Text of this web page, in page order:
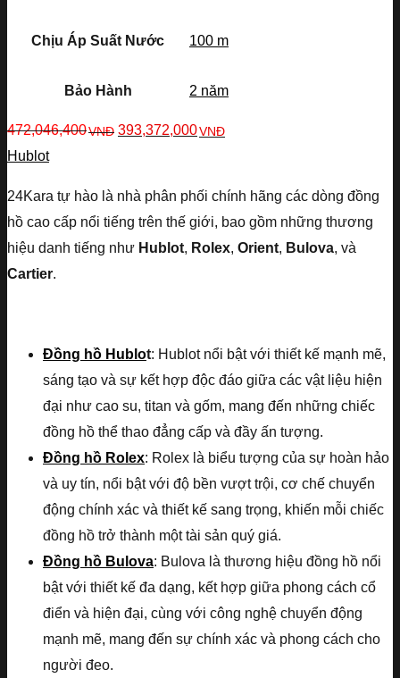
Chịu Áp Suất Nước 100 m
Bảo Hành 2 năm
472,046,400VNĐ 393,372,000VNĐ
Hublot
24Kara tự hào là nhà phân phối chính hãng các dòng đồng
hồ cao cấp nổi tiếng trên thế giới, bao gồm những thương
hiệu danh tiếng như Hublot, Rolex, Orient, Bulova, và
Cartier.
Đồng hồ Hublot: Hublot nổi bật với thiết kế mạnh mẽ,
sáng tạo và sự kết hợp độc đáo giữa các vật liệu hiện
đại như cao su, titan và gốm, mang đến những chiếc
đồng hồ thể thao đẳng cấp và đầy ấn tượng.
Đồng hồ Rolex: Rolex là biểu tượng của sự hoàn hảo
và uy tín, nổi bật với độ bền vượt trội, cơ chế chuyển
động chính xác và thiết kế sang trọng, khiến mỗi chiếc
đồng hồ trở thành một tài sản quý giá.
Đồng hồ Bulova: Bulova là thương hiệu đồng hồ nổi
bật với thiết kế đa dạng, kết hợp giữa phong cách cổ
điển và hiện đại, cùng với công nghệ chuyển động
mạnh mẽ, mang đến sự chính xác và phong cách cho
người đeo.